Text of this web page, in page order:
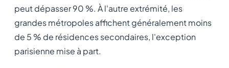
peut dépasser 90 %. À l'autre extrémité, les
grandes métropoles affichent généralement moins
de 5 % de résidences secondaires, l'exception
parisienne mise à part.